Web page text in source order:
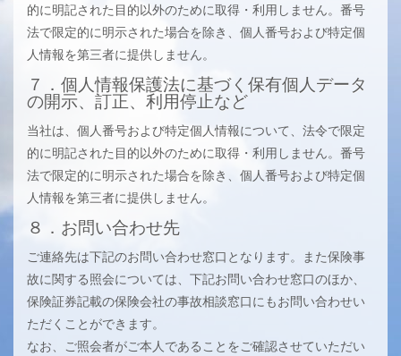
的に明記された目的以外のために取得・利用しません。番号
法で限定的に明示された場合を除き、個人番号および特定個
人情報を第三者に提供しません。
７．個人情報保護法に基づく保有個人データ
の開示、訂正、利用停止など
当社は、個人番号および特定個人情報について、法令で限定
的に明記された目的以外のために取得・利用しません。番号
法で限定的に明示された場合を除き、個人番号および特定個
人情報を第三者に提供しません。
８．お問い合わせ先
ご連絡先は下記のお問い合わせ窓口となります。また保険事
故に関する照会については、下記お問い合わせ窓口のほか、
保険証券記載の保険会社の事故相談窓口にもお問い合わせい
ただくことができます。
なお、ご照会者がご本人であることをご確認させていただい